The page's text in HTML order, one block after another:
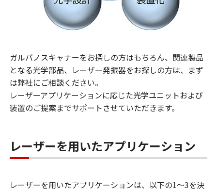
ガルバノスキャナーをお探しの方はもちろん、関連製品
となる光学部品、レーザー発振器をお探しの方は、まず
は弊社にご相談ください。
レーザーアプリケーションに応じた光学ユニットおよび
装置のご提案までサポートさせていただきます。
レーザーを用いたアプリケーション
レーザーを用いたアプリケーションは、以下の1～3を決